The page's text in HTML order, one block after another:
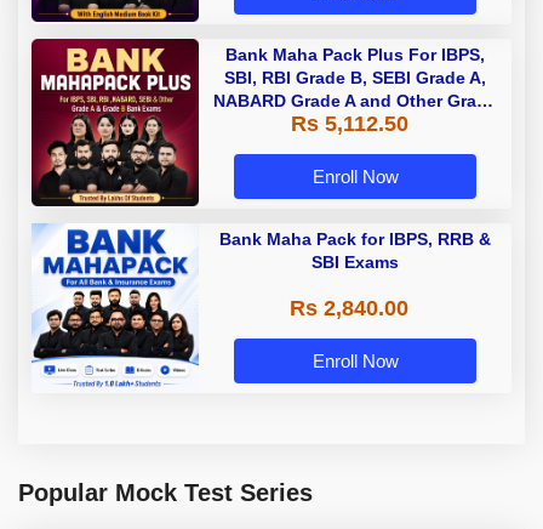
Bank Maha Pack Plus For IBPS,
SBI, RBI Grade B, SEBI Grade A,
NABARD Grade A and Other Grade
A & Grade B Bank Exams
Rs 5,112.50
Enroll Now
Bank Maha Pack for IBPS, RRB &
SBI Exams
Rs 2,840.00
Enroll Now
Popular Mock Test Series